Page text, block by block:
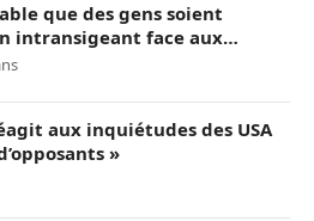
que des gens soient
intransigeant face aux
»
aux inquiétudes des USA
»